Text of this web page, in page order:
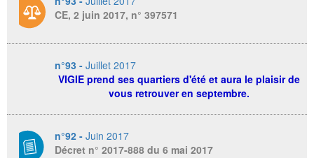
CE, 2 juin 2017, n° 397571
n°93 - Juillet 2017
VIGIE prend ses quartiers d'été et aura le plaisir de
vous retrouver en septembre.
n°92 - Juin 2017
Décret n° 2017-888 du 6 mai 2017